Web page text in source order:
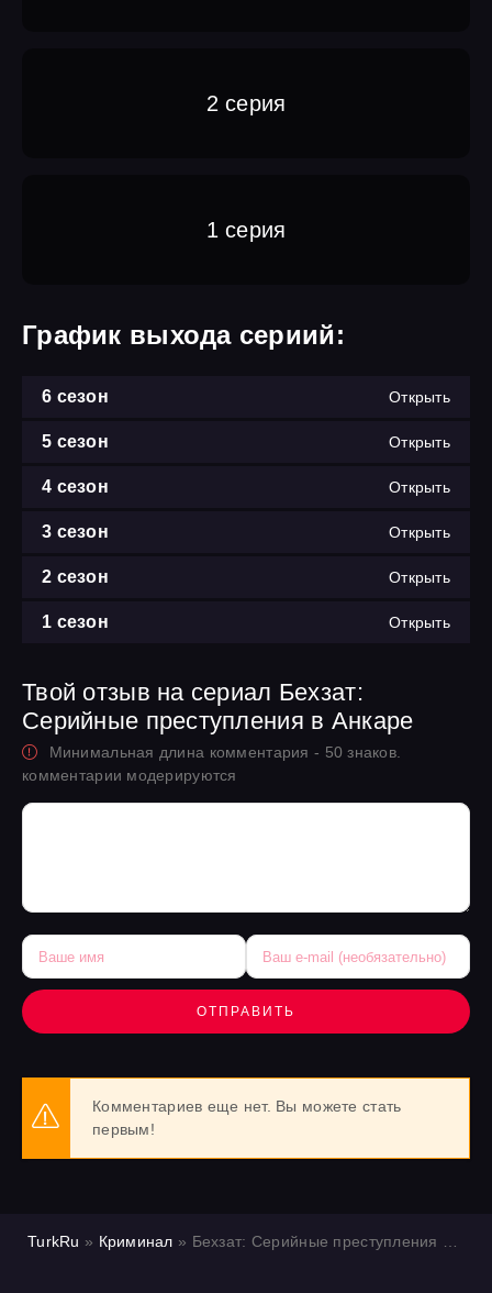
2 серия
1 серия
График выхода сериий:
6 сезон Открыть
5 сезон Открыть
4 сезон Открыть
3 сезон Открыть
2 сезон Открыть
1 сезон Открыть
Твой отзыв на сериал Бехзат:
Серийные преступления в Анкаре
Минимальная длина комментария - 50 знаков.
комментарии модерируются
ОТПРАВИТЬ
Комментариев еще нет. Вы можете стать
первым!
TurkRu » Криминал » Бехзат: Серийные преступления в Анкаре